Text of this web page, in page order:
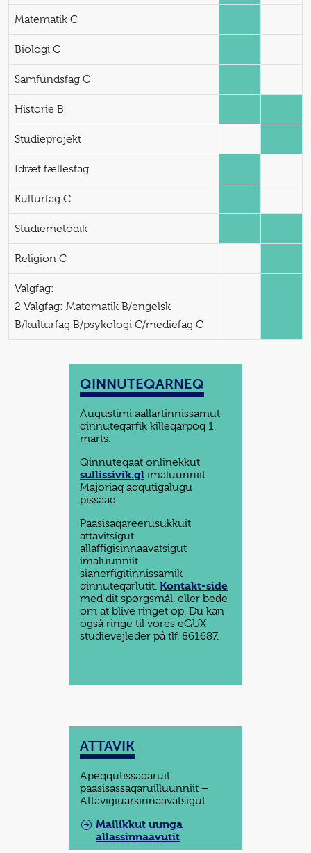
Matematik C
Biologi C
Samfundsfag C
Historie B
Studieprojekt
Idræt fællesfag
Kulturfag C
Studiemetodik
Religion C
Valgfag:
2 Valgfag: Matematik B/engelsk
B/kulturfag B/psykologi C/mediefag C
QINNUTEQARNEQ
Augustimi aallartinnissamut
qinnuteqarfik killeqarpoq 1.
marts.
Qinnuteqaat onlinekkut
sullissivik.gl imaluunniit
Majoriaq aqqutigalugu
pissaaq.
Paasisaqareerusukkuit
attavitsigut
allaffigisinnaavatsigut
imaluunniit
sianerfigitinnissamik
qinnuteqarlutit. Kontakt-side
med dit spørgsmål, eller bede
om at blive ringet op. Du kan
også ringe til vores eGUX
studievejleder på tlf. 861687.
ATTAVIK
Apeqqutissaqaruit
paasisassaqaruilluunniit –
Attavigiuarsinnaavatsigut
Mailikkut uunga
allassinnaavutit